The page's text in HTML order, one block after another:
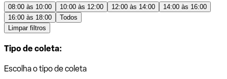
08:00 às 10:00 10:00 às 12:00 12:00 às 14:00
14:00 às 16:00
16:00 às 18:00
Todos
Limpar filtros
Tipo de coleta:
Escolha o tipo de coleta